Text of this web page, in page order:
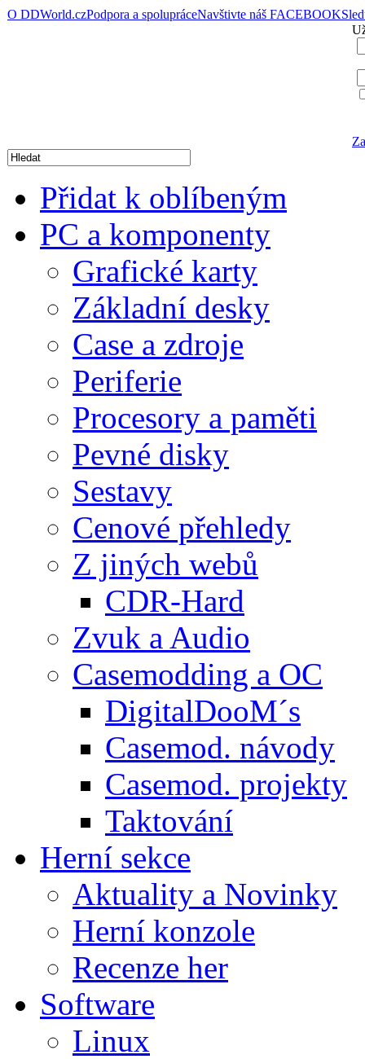
O DDWorld.czPodpora a spolupráceNavštivte náš FACEBOOK
Přidat k oblíbeným
PC a komponenty
Grafické karty
Základní desky
Case a zdroje
Periferie
Procesory a paměti
Pevné disky
Sestavy
Cenové přehledy
Z jiných webů
CDR-Hard
Zvuk a Audio
Casemodding a OC
DigitalDooM´s
Casemod. návody
Casemod. projekty
Taktování
Herní sekce
Aktuality a Novinky
Herní konzole
Recenze her
Software
Linux